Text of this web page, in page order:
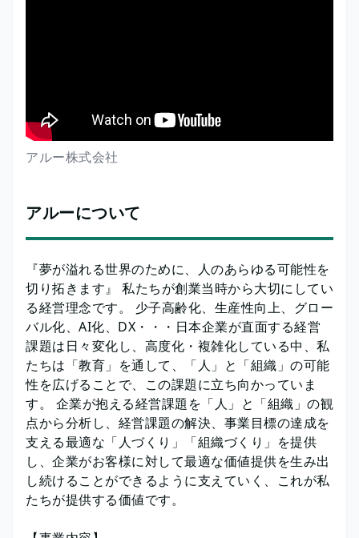
アルー株式会社
アルーについて
『夢が溢れる世界のために、人のあらゆる可能性を
切り拓きます』 私たちが創業当時から大切にしてい
る経営理念です。 少子高齢化、生産性向上、グロー
バル化、AI化、DX・・・日本企業が直面する経営
課題は日々変化し、高度化・複雑化している中、私
たちは「教育」を通して、「人」と「組織」の可能
性を広げることで、この課題に立ち向かっていま
す。 企業が抱える経営課題を「人」と「組織」の観
点から分析し、経営課題の解決、事業目標の達成を
支える最適な「人づくり」「組織づくり」を提供
し、企業がお客様に対して最適な価値提供を生み出
し続けることができるように支えていく、これが私
たちが提供する価値です。